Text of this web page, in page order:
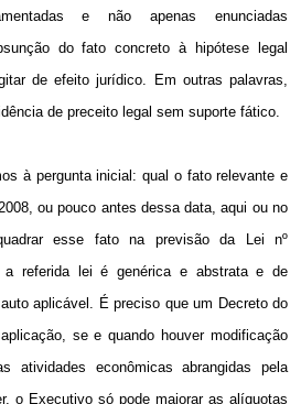
e não apenas enunciadas
do fato concreto à hipótese legal
de efeito jurídico. Em outras palavras,
de preceito legal sem suporte fático.
à pergunta inicial: qual o fato relevante e
ou pouco antes dessa data, aqui ou no
esse fato na previsão da Lei nº
a referida lei é genérica e abstrata e de
aplicável. É preciso que um Decreto do
se e quando houver modificação
atividades econômicas abrangidas pela
o Executivo só pode majorar as alíquotas